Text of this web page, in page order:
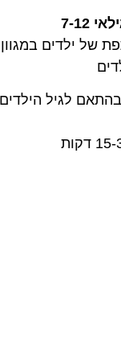
7-12
של ילדים במגוון
לגיל הילדים